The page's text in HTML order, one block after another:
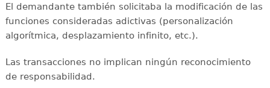
El demandante también solicitaba la modificación de las
funciones consideradas adictivas (personalización
algorítmica, desplazamiento infinito, etc.).
Las transacciones no implican ningún reconocimiento
de responsabilidad.